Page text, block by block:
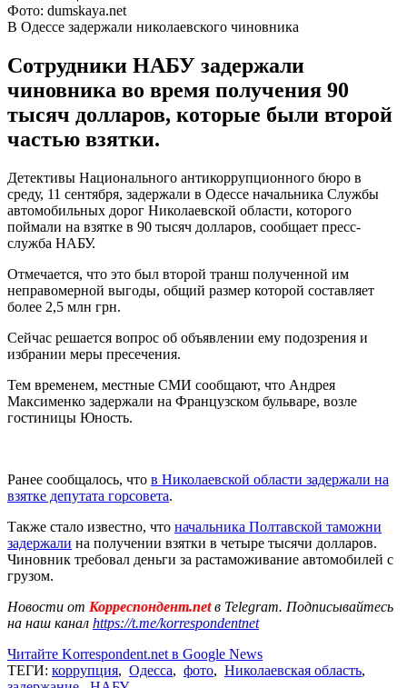
Фото: dumskaya.net
В Одессе задержали николаевского чиновника
Сотрудники НАБУ задержали
чиновника во время получения 90
тысяч долларов, которые были второй
частью взятки.
Детективы Национального антикоррупционного бюро в
среду, 11 сентября, задержали в Одессе начальника Службы
автомобильных дорог Николаевской области, которого
поймали на взятке в 90 тысяч долларов, сообщает пресс-
служба НАБУ.
Отмечается, что это был второй транш полученной им
неправомерной выгоды, общий размер которой составляет
более 2,5 млн грн.
Сейчас решается вопрос об объявлении ему подозрения и
избрании меры пресечения.
Тем временем, местные СМИ сообщают, что Андрея
Максименко задержали на Французском бульваре, возле
гостиницы Юность.
Ранее сообщалось, что в Николаевской области задержали на
взятке депутата горсовета.
Также стало известно, что начальника Полтавской таможни
задержали на получении взятки в четыре тысячи долларов.
Чиновник требовал деньги за растаможивание автомобилей с
грузом.
Новости от Корреспондент.netв Telegram. Подписывайтесь
на наш канал https://t.me/korrespondentnet
Читайте Korrespondent.net в Google News
ТЕГИ: коррупция, Одесса, фото, Николаевская область,